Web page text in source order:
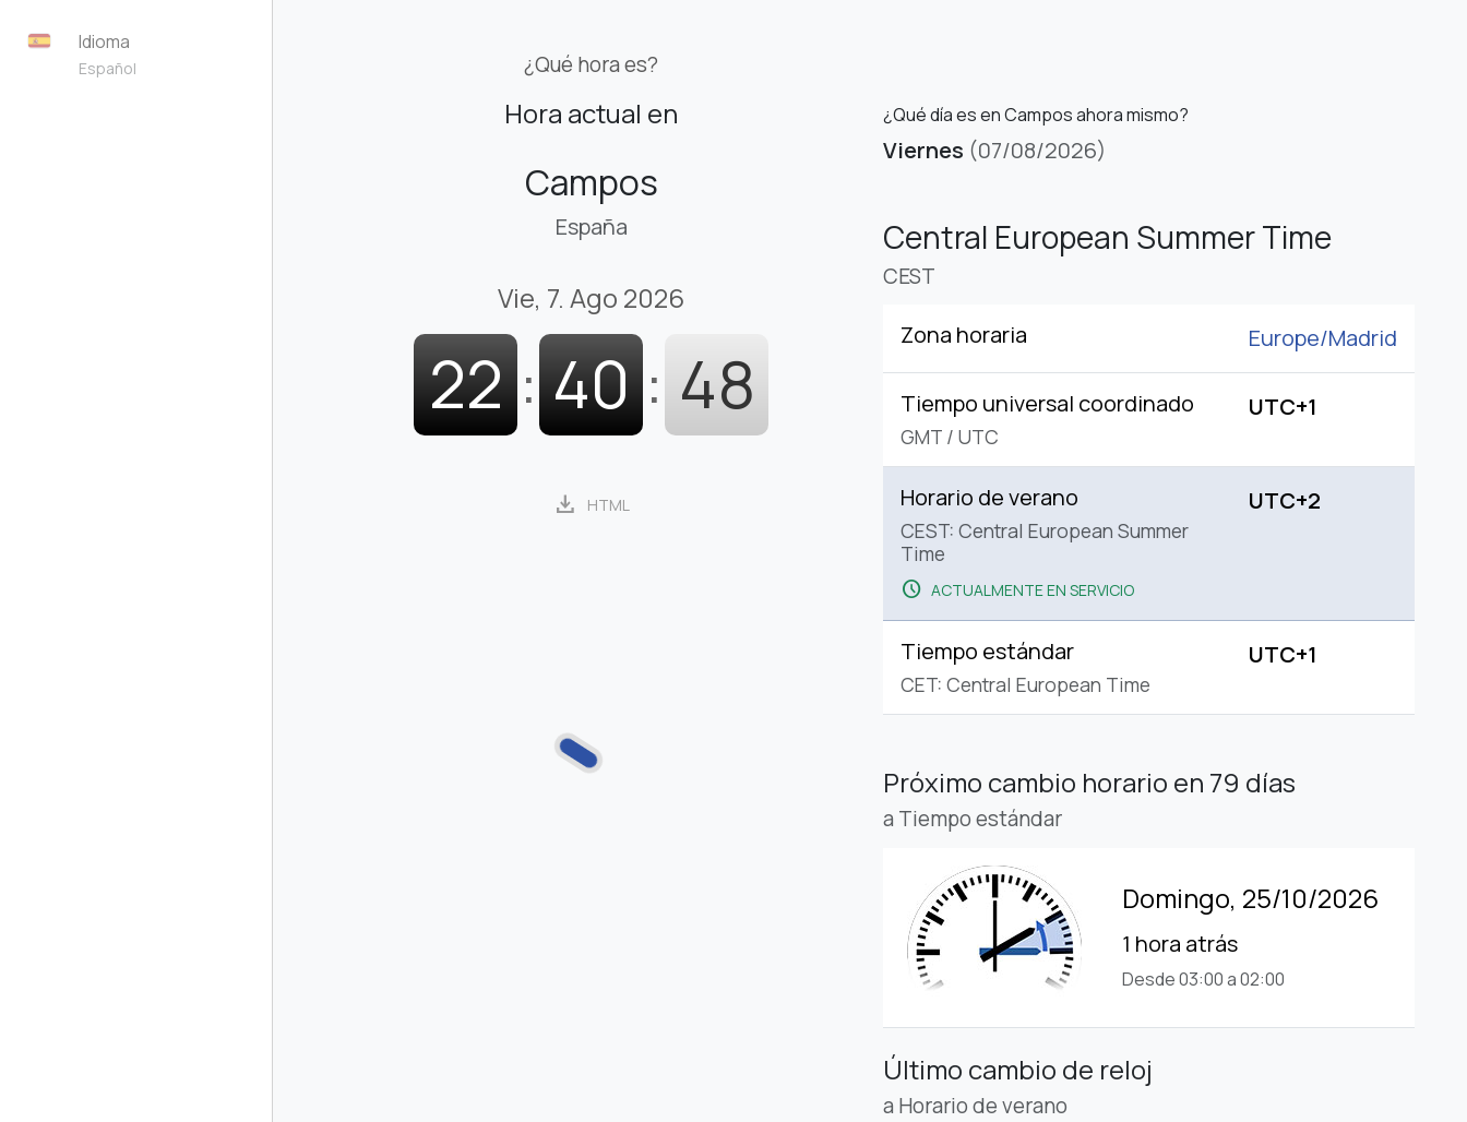
Idioma
Español ¿Qué hora es?
Hora actual en
Campos
España
Vie, 7. Ago 2026
22 : 40 : 49
download HTML
¿Qué día es en Campos ahora mismo?
Viernes (07/08/2026)
Central European Summer Time
CEST
Zona horaria Europe/Madrid
Tiempo universal coordinado
GMT / UTC
UTC+1
Horario de verano
CEST: Central European Summer
Time
schedule ACTUALMENTE EN SERVICIO
UTC+2
Tiempo estándar
CET: Central European Time
UTC+1
Próximo cambio horario en 79 días
a Tiempo estándar
Domingo, 25/10/2026
1 hora atrás
Desde 03:00 a 02:00
Último cambio de reloj
a Horario de verano